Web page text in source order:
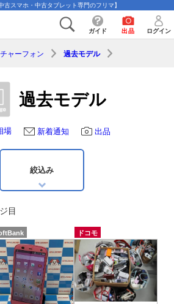
スマホ・中古タブレット専門のフリマ】
ガイド 出品 ログイン
ャーフォン 過去モデル
過去モデル
場 新着通知 出品
絞込み
目
ドコモ